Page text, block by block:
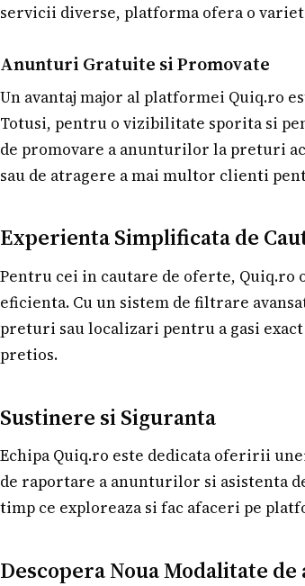
servicii diverse, platforma ofera o
Anunturi Gratuite si Promovate
Un avantaj major al platformei Quiq.ro
Totusi, pentru o vizibilitate sporita si
de promovare a anunturilor la preturi
sau de atragere a mai multor clienti
Experienta Simplificata de
Pentru cei in cautare de oferte, Quiq.ro
eficienta. Cu un sistem de filtrare
preturi sau localizari pentru a gasi
pretios.
Sustinere si Siguranta
Echipa Quiq.ro este dedicata oferirii
de raportare a anunturilor si asistenta
timp ce exploreaza si fac afaceri pe
Descopera Noua Modalitate